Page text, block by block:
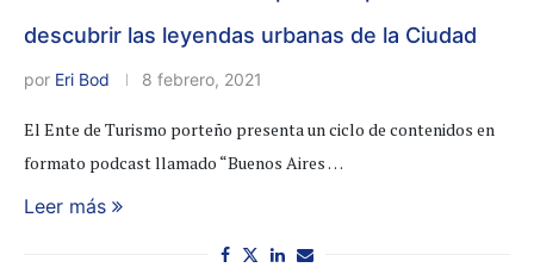
descubrir las leyendas urbanas de la Ciudad
por Eri Bod 8 febrero, 2021
El Ente de Turismo porteño presenta un ciclo de contenidos en
formato podcast llamado “Buenos Aires …
Leer más